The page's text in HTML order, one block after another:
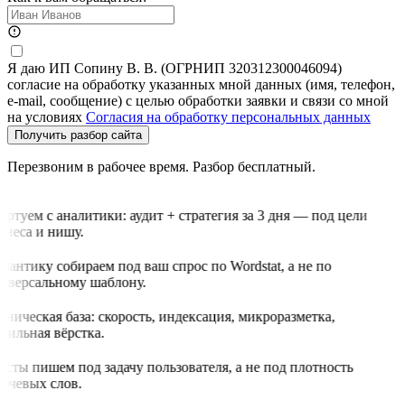
Я даю ИП Сопину В. В. (ОГРНИП 320312300046094)
согласие на обработку указанных мной данных (имя, телефон,
e-mail, сообщение) с целью обработки заявки и связи со мной
на условиях Согласия на обработку персональных данных
Получить разбор сайта
Перезвоним в рабочее время. Разбор бесплатный.
с аналитики: аудит + стратегия за 3 дня — под цели
и нишу.
собираем под ваш спрос по Wordstat, а не по
шаблону.
база: скорость, индексация, микроразметка,
вёрстка.
пишем под задачу пользователя, а не под плотность
слов.